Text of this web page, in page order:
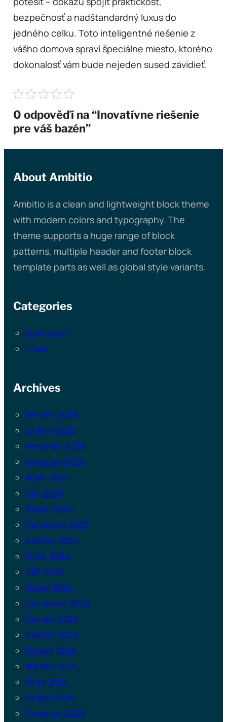
bezpečnosť a nadštandardný luxus do
jedného celku. Toto inteligentné riešenie z
vášho domova spraví špeciálne miesto, ktorého
dokonalosť vám bude nejeden sused závidieť.
0 odpověďí na “Inovatívne riešenie
pre váš bazén”
About Ambitio
Ambitio is a clean and lightweight block theme
with modern colors and typography. The
theme supports a huge range of block
patterns, multiple header and footer block
template parts as well as global style variants.
Categories
Dom a byt
Tovar
Archives
Březen 2026
Leden 2026
Prosinec 2025
Listopad 2025
Říjen 2025
Září 2025
Srpen 2025
Červenec 2025
Květen 2025
Říjen 2024
Září 2024
Srpen 2024
Červenec 2024
Červen 2024
Květen 2024
Duben 2024
Březen 2024
Únor 2024
Leden 2024
Prosinec 2023